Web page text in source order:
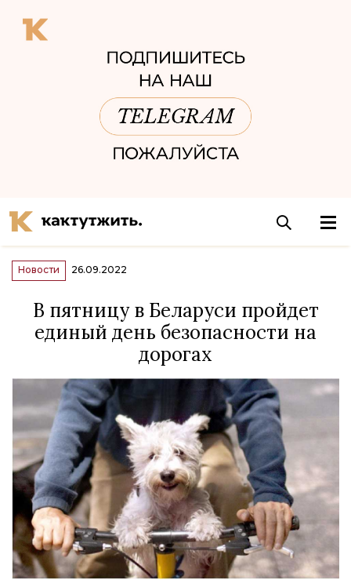
Новости 26.09.2022
В пятницу в Беларуси пройдет
единый день безопасности на
дорогах